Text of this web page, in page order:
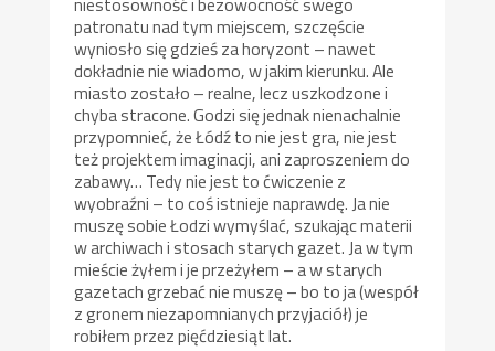
patronatu nad tym miejscem, szczęście
wyniosło się gdzieś za horyzont – nawet
dokładnie nie wiadomo, w jakim kierunku. Ale
miasto zostało – realne, lecz uszkodzone i
chyba stracone. Godzi się jednak nienachalnie
przypomnieć, że Łódź to nie jest gra, nie jest
też projektem imaginacji, ani zaproszeniem do
zabawy… Tedy nie jest to ćwiczenie z
wyobraźni – to coś istnieje naprawdę. Ja nie
muszę sobie Łodzi wymyślać, szukając materii
w archiwach i stosach starych gazet. Ja w tym
mieście żyłem i je przeżyłem – a w starych
gazetach grzebać nie muszę – bo to ja (wespół
z gronem niezapomnianych przyjaciół) je
robiłem przez pięćdziesiąt lat.